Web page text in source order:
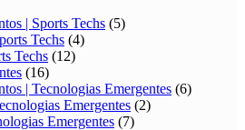
| Sports Techs (5)
Techs (4)
Techs (12)
(16)
| Tecnologias Emergentes (6)
Emergentes (2)
Emergentes (7)